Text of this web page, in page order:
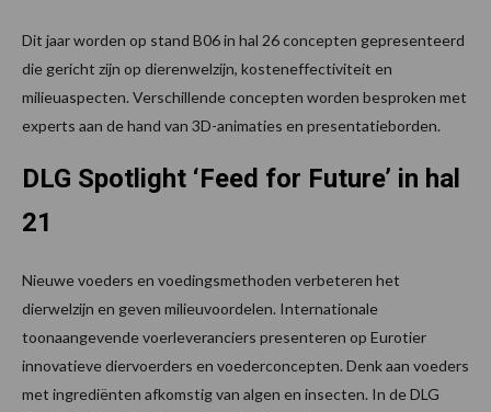
Dit jaar worden op stand B06 in hal 26 concepten gepresenteerd
die gericht zijn op dierenwelzijn, kosteneffectiviteit en
milieuaspecten. Verschillende concepten worden besproken met
experts aan de hand van 3D-animaties en presentatieborden.
DLG Spotlight ‘Feed for Future’ in hal
21
Nieuwe voeders en voedingsmethoden verbeteren het
dierwelzijn en geven milieuvoordelen. Internationale
toonaangevende voerleveranciers presenteren op Eurotier
innovatieve diervoerders en voederconcepten. Denk aan voeders
met ingrediënten afkomstig van algen en insecten. In de DLG